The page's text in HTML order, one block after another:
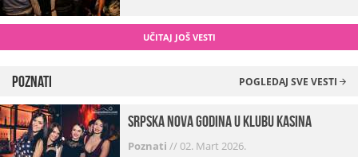
UČITAJ JOŠ VESTI
Poznati POGLEDAJ SVE VESTI
Srpska Nova godina u klubu Kasina
Poznati //02. Mart 2026.